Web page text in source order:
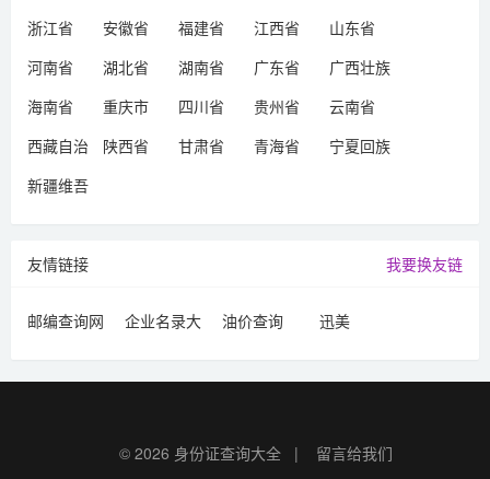
浙江省
安徽省 福建省 江西省
山东省
河南省
湖北省 湖南省 广东省
广西壮族
自治区
海南省 重庆市 四川省 贵州省
云南省
西藏自治
区
陕西省 甘肃省 青海省
宁夏回族
新疆维吾
友情链接 我要换友链
邮编查询网
企业名录大
油价查询 迅美
© 2026 身份证查询大全 | 留言给我们